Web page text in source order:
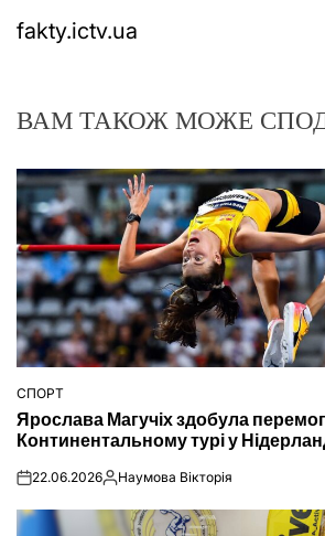
fakty.ictv.ua
ВАМ ТАКОЖ МОЖЕ
ОПУБЛІКУВАТИ
У
СПОРТ
Ярослава Магучіх здобула
Континентальному турі у
on22.06.2026Опубліковано
Наумова Вікторія